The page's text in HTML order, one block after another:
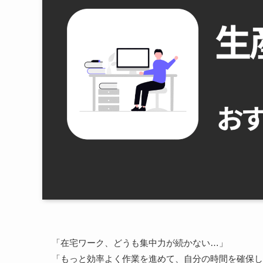
「在宅ワーク、どうも集中力が続かない…」
「もっと効率よく作業を進めて、自分の時間を確保